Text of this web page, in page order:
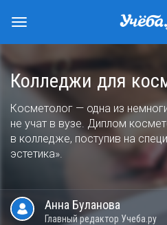
Колледжи для
Косметолог — одна из
не учат в вузе. Диплом
в колледже, поступив на
эстетика».
Анна Буланова
Главный редактор Учеба.ру